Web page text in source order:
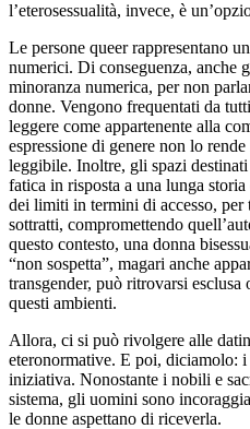
l’eterosessualità, invece, è
Le persone queer rappresentano
numerici. Di conseguenza, anche
minoranza numerica, per non
donne. Vengono frequentati da
leggere come appartenente alla
espressione di genere non lo
leggibile. Inoltre, gli spazi
fatica in risposta a una lunga
dei limiti in termini di accesso, per
sottratti, compromettendo
questo contesto, una donna
“non sospetta”, magari anche
transgender, può ritrovarsi
questi ambienti.
Allora, ci si può rivolgere alle
eteronormative. E poi, diciamolo:
iniziativa. Nonostante i nobili e
sistema, gli uomini sono
le donne aspettano di riceverla.